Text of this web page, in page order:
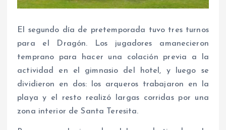
El segundo día de pretemporada tuvo tres turnos
para el Dragón. Los jugadores amanecieron
temprano para hacer una colación previa a la
actividad en el gimnasio del hotel, y luego se
dividieron en dos: los arqueros trabajaron en la
playa y el resto realizó largas corridas por una
zona interior de Santa Teresita.